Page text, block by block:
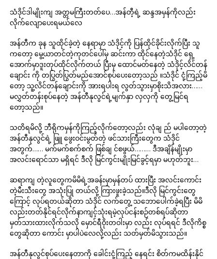
သံဒိုင်ဒါမျိုးကျ အတ္တမကြီးတတ်ပေ…အန်တီ့ရဲ့ ဆန္ဒအမှန်ကိုလည်း
လိုက်လျောပေးရမယ်လေ
အန်တီက ခုန သူထိုင်ခဲ့တဲ့ နေရာမှာ သံဒိုင့်ကို ပြန်ထိုင်ခိုင်းလိုက်ပြီး သူ
ကတော့ မွေ့ယာတင်တဲ့ကုတင်ပေါ်မှ ဆင်းကာ ထိုင်နေတဲ့သံဒိုင် ရှေ့
အောက်မှာဒူးတုပ်ထိုင်လိုက်တယ် ပြီးမှ ထောင်မတ်နေတဲ့ သံဒိုင့်လိင်တန်
ချောင်း ကို တပြွတ်ပြွတ်မည်အောင်စုပ်ပေးတော့သည် ။သံဒိုင် ငုံ့ကြည့်မိ
တော့ သူ့လိင်တန်ချောင်းကို အားရပါးရ လွတ်သွားမှာစိုးသိအလား……
မလွှတ်တန်းစုပ်နေတဲ့ အန်တီနုလွင်ရဲ့မျက်နှာ လှလှကို တွေ့မြင်ရ
တော့သည်။
သတိရမိလို့ ဘီရိုကမှန်ကိုကြည့်လိုက်တော့လည်း လုံချ ည် မပါတော့တဲ့
အန်တီနုလွင်ရဲ့ ဖြူ ဖွေးဝင်းမွတ်တဲ့ ဖင်သားကြီးတွေက သံဒိုင်
အတွက်…… မက်မက်စက်စက် ဖြစ်ချ င်စဖွယ်……… ဒီအချိန်မျိုးမှာ
အလင်းရောင်သာ မရှိရင် ဒီလို မြင်ကွင်းမျိုးမြင်ခွင့်ရမှာ မဟုတ်ဘူး…
ဆရာကျ တဲ့လူတွေကမိမိရဲ့အခန်းမှာမှန်တပ် ထားပြီး အလင်းကောင်း
တဲ့မီးသီးတွေ အသုံးပြု တယ်လို့ ကြားဖူးခဲ့သည်။ဒီလို မြင်ကွင်းတွေ
ကြောင့် လုပ်ရတယ်ဆိုတာ သံဒိုင် လက်တွေ့ သဘောပေါက်ခဲ့ရပြီး မိမိ
လည်းတတ်နိုင်ရင်လိုက်နာကျင့်သုံးရမဲ့လုပ်ငန်းစဉ်တစ်ရပ်ဆိုတာ
မှတ်သားထားလိုက်သလို မှောင်ရီဝိုးတဝါးမှာ လည်း လုပ်ရရင် ဒီလိုကိစ္စ
တွေဆိုတာ ကောင်း မှာပါပဲလေလို့လည်း သတ်မှတ်မိသွားသည်။
အန်တီနုလွင်စုပ်ပေးနေတာကို ခေါင်းငုံ့ကြည့် နေရင်း စိတ်ကမထိန်းနိုင်